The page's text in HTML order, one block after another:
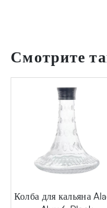
Смотрите
Колба для кальяна